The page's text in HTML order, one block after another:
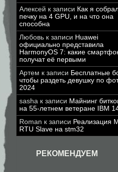
Алексей к записи Как я
печку на 4 GPU, и на что она
способна
Любовь к записи Huawei
официально представила
HarmonyOS 7: какие
получат её первыми
Артем к записи Бесплатные
чтобы раздеть девушку по
2024
sasha к записи Майнинг
на 55-летнем ветеране IBM
Roman к записи Реализация
RTU Slave на stm32
РЕКОМЕНДУЕМ